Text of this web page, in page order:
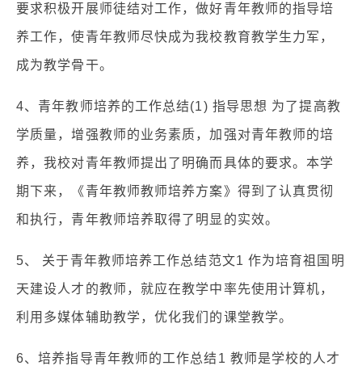
要求积极开展师徒结对工作，做好青年教师的指导培
养工作，使青年教师尽快成为我校教育教学生力军，
成为教学骨干。
4、青年教师培养的工作总结(1) 指导思想 为了提高教
学质量，增强教师的业务素质，加强对青年教师的培
养，我校对青年教师提出了明确而具体的要求。本学
期下来，《青年教师教师培养方案》得到了认真贯彻
和执行，青年教师培养取得了明显的实效。
5、 关于青年教师培养工作总结范文1 作为培育祖国明
天建设人才的教师，就应在教学中率先使用计算机，
利用多媒体辅助教学，优化我们的课堂教学。
6、培养指导青年教师的工作总结1 教师是学校的人才